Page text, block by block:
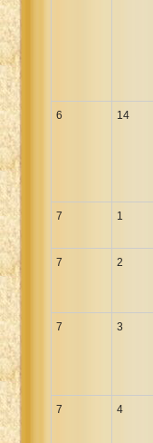
6 14
7 1
7 2
7 3
7 4